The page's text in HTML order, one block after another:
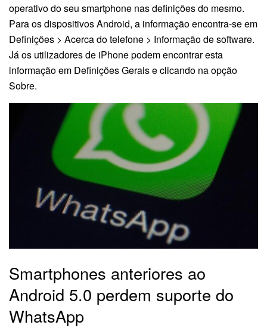
operativo do seu smartphone nas definições do mesmo.
Para os dispositivos Android, a informação encontra-se em
Definições > Acerca do telefone > Informação de software.
Já os utilizadores de iPhone podem encontrar esta
informação em Definições Gerais e clicando na opção
Sobre.
Smartphones anteriores ao
Android 5.0 perdem suporte do
WhatsApp